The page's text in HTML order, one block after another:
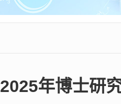
2025年博士研